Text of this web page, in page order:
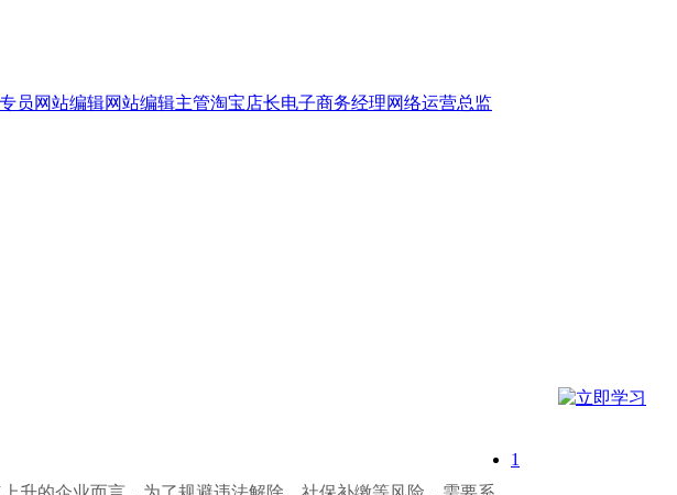
员网站编辑网站编辑主管淘宝店长电子商务经理网络运营总监
1